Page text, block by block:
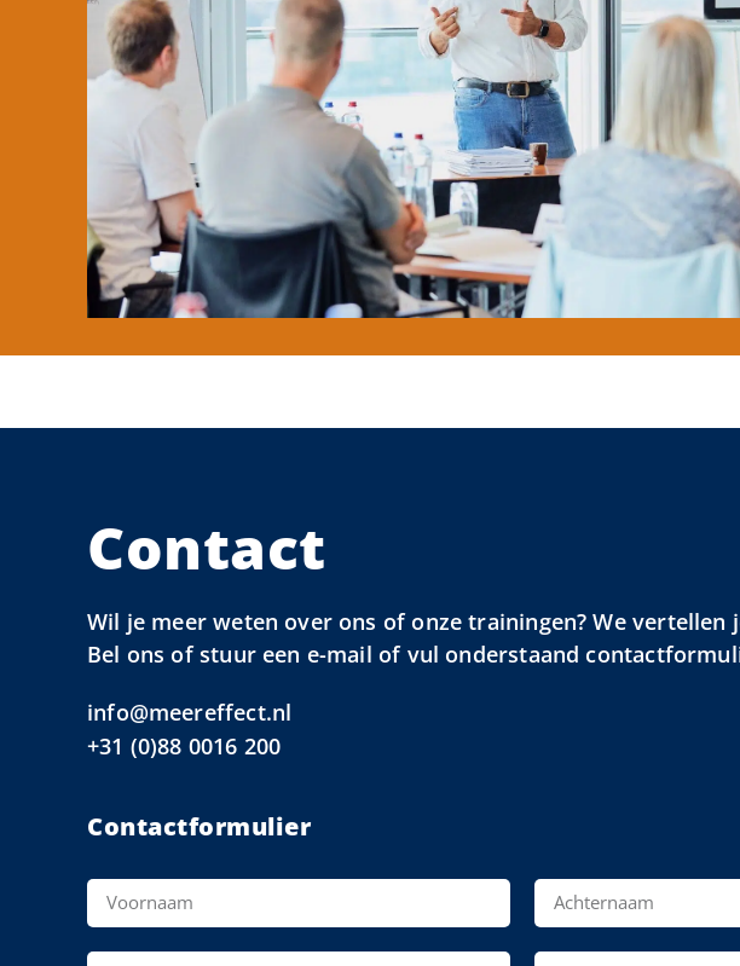
Contact
Wil je meer weten over ons of onze trainingen? We vertellen
Bel ons of stuur een e-mail of vul onderstaand
info@meereffect.nl
+31 (0)88 0016 200
Contactformulier